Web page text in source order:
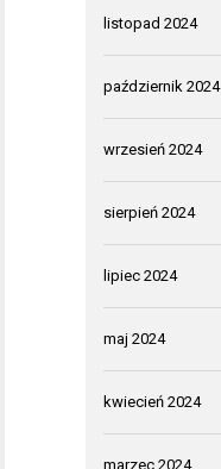
listopad 2024
październik 2024
wrzesień 2024
sierpień 2024
lipiec 2024
maj 2024
kwiecień 2024
marzec 2024